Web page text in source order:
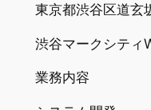
東京都渋谷区道玄
渋谷マークシティ
業務内容